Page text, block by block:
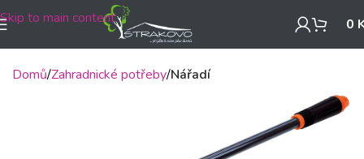
Skip to main content 0
Domů Zahradnické potřeby Nářadí